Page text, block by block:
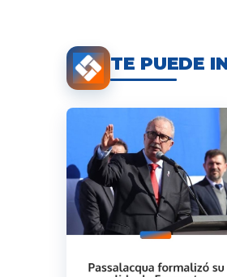
TE PUEDE